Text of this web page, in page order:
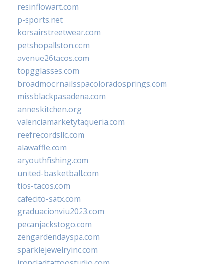
resinflowart.com
p-sports.net
korsairstreetwear.com
petshopallston.com
avenue26tacos.com
topgglasses.com
broadmoornailsspacoloradosprings.com
missblackpasadena.com
anneskitchen.org
valenciamarketytaqueria.com
reefrecordsllc.com
alawaffle.com
aryouthfishing.com
united-basketball.com
tios-tacos.com
cafecito-satx.com
graduacionviu2023.com
pecanjackstogo.com
zengardendayspa.com
sparklejewelryinc.com